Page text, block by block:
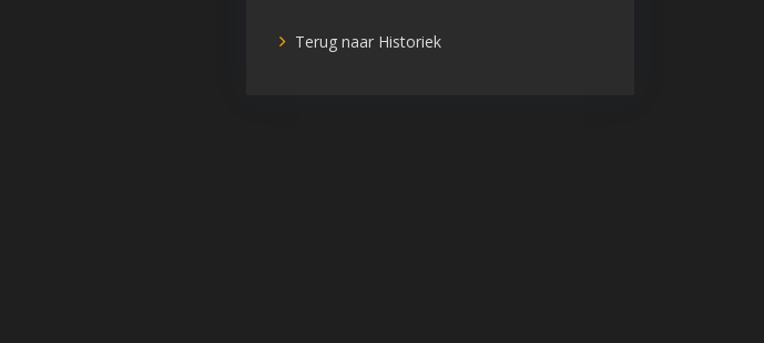
Terug naar Historiek